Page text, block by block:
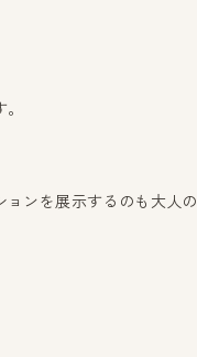
ンを展示するのも大人の